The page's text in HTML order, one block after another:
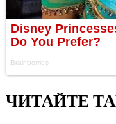
ЧИТАЙТЕ